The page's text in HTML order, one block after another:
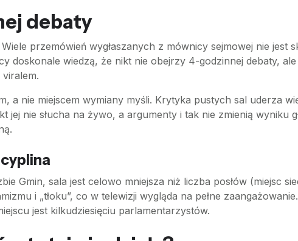
debaty
przemówień wygłaszanych z mównicy sejmowej nie jest
doskonale wiedzą, że nikt nie obejrzy 4-godzinnej debaty,
a nie miejscem wymiany myśli. Krytyka pustych sal uderza
jej nie słucha na żywo, a argumenty i tak nie zmienią wyniku
Gmin, sala jest celowo mniejsza niż liczba posłów (miejsc
i „tłoku”, co w telewizji wygląda na pełne
jest kilkudziesięciu parlamentarzystów.